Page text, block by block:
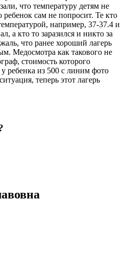
что температуру детям не
ребенок сам не попросит. Те кто
например, 37-37.4 и
а кто то заразился и никто за
что ранее хороший лагерь
Медосмотра как такового не
стоимость которого
ребенка из 500 с линим фото
теперь этот лагерь